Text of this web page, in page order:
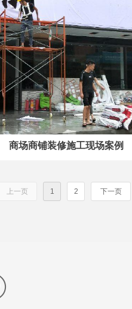
商场商铺装修施工现场案例
上一页 1 2 下一页